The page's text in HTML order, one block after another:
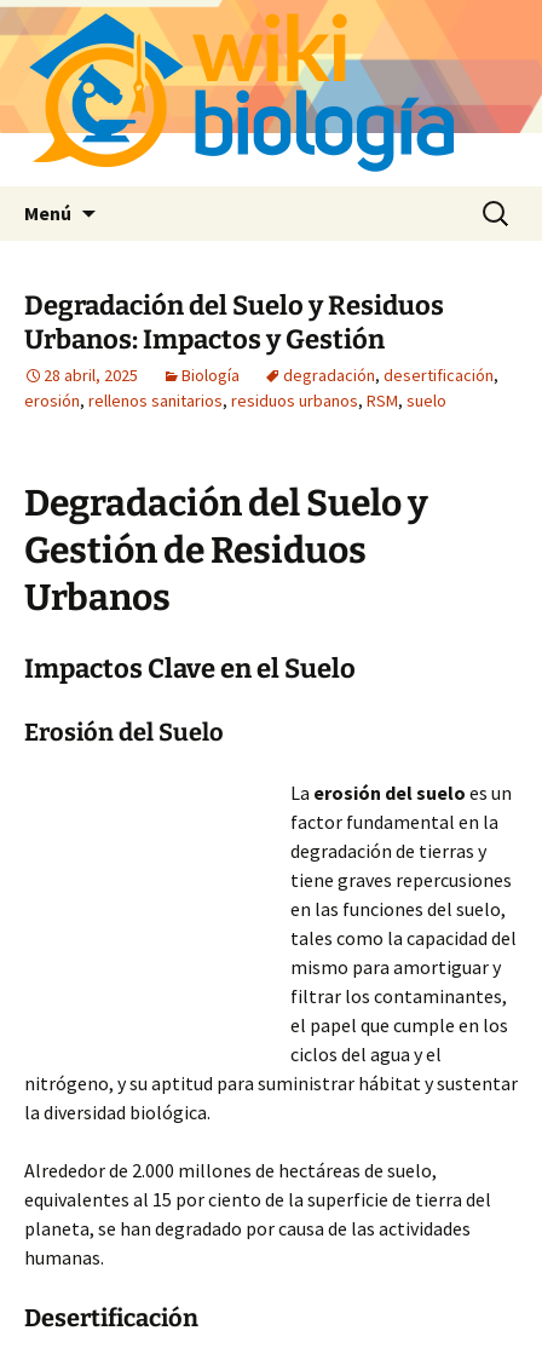
Menú Buscar:
Degradación del Suelo y Residuos
Urbanos: Impactos y Gestión
28 abril, 2025 Biología degradación, desertificación,
erosión, rellenos sanitarios, residuos urbanos, RSM, suelo
Degradación del Suelo y
Gestión de Residuos
Urbanos
Impactos Clave en el Suelo
Erosión del Suelo
La erosión del suelo es un
factor fundamental en la
degradación de tierras y
tiene graves repercusiones
en las funciones del suelo,
tales como la capacidad del
mismo para amortiguar y
filtrar los contaminantes,
el papel que cumple en los
ciclos del agua y el
nitrógeno, y su aptitud para suministrar hábitat y sustentar
la diversidad biológica.
Alrededor de 2.000 millones de hectáreas de suelo,
equivalentes al 15 por ciento de la superficie de tierra del
planeta, se han degradado por causa de las actividades
humanas.
Desertificación